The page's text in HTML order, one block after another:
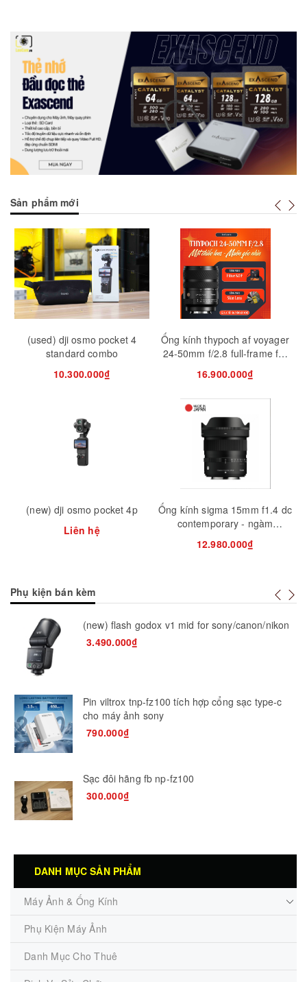
Sản phẩm mới
(used) dji osmo pocket 4
standard combo
10.300.000₫
(new) dji osmo pocket 4p
Liên hệ
Ống kính thypoch af voyager
24-50mm f/2.8 full-frame for
sony e-mount | chính hãng
16.900.000₫
Ống kính sigma 15mm f1.4 dc
contemporary - ngàm
sony/fuji/canon rf
12.980.000₫
Mua hàng Tuỳ chọn
Phụ kiện bán kèm
(new) flash godox v1 mid for sony/canon/nikon
3.490.000₫
Pin viltrox tnp-fz100 tích hợp cổng sạc type-c
cho máy ảnh sony
790.000₫
Sạc đôi hãng fb np-fz100
300.000₫
DANH MỤC SẢN PHẨM
Máy Ảnh & Ống Kính
Phụ Kiện Máy Ảnh
Danh Mục Cho Thuê